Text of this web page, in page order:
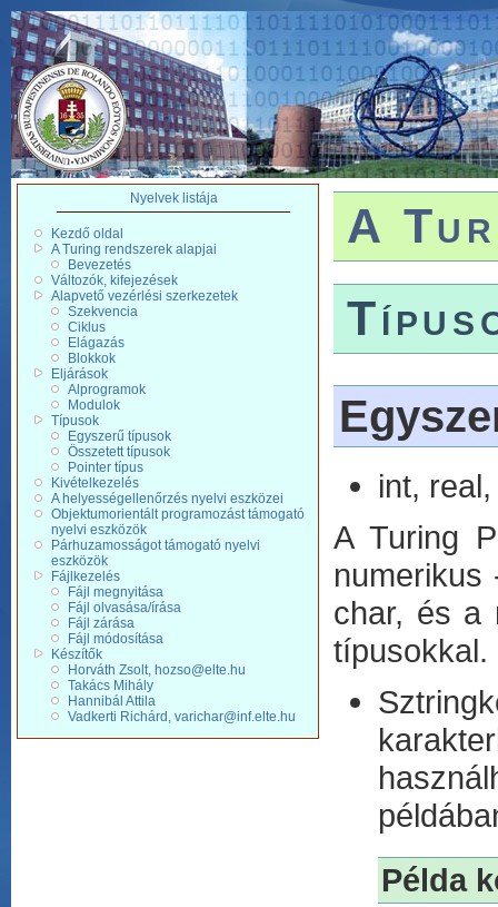
Nyelvek listája
Kezdő oldal
A Turing rendszerek alapjai
Bevezetés
Változók, kifejezések
Alapvető vezérlési szerkezetek
Szekvencia
Ciklus
Elágazás
Blokkok
Eljárások
Alprogramok
Modulok
Típusok
Egyszerű típusok
Összetett típusok
Pointer típus
Kivételkezelés
A helyességellenőrzés nyelvi eszközei
Objektumorientált programozást támogató
nyelvi eszközök
Párhuzamosságot támogató nyelvi
eszközök
Fájlkezelés
Fájl megnyitása
Fájl olvasása/írása
Fájl zárása
Fájl módosítása
Készítők
Horváth Zsolt, hozso@elte.hu
Takács Mihály
Hannibál Attila
Vadkerti Richárd, varichar@inf.elte.hu
A
int,
A Turing
numerikus
char, és a
típusokkal.
Példa